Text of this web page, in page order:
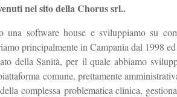
nel sito della Chorus srl..
una software house e sviluppiamo su
principalmente in Campania dal 1998
della Sanità, per il quale abbiamo
comune, prettamente
complessa problematica clinica,